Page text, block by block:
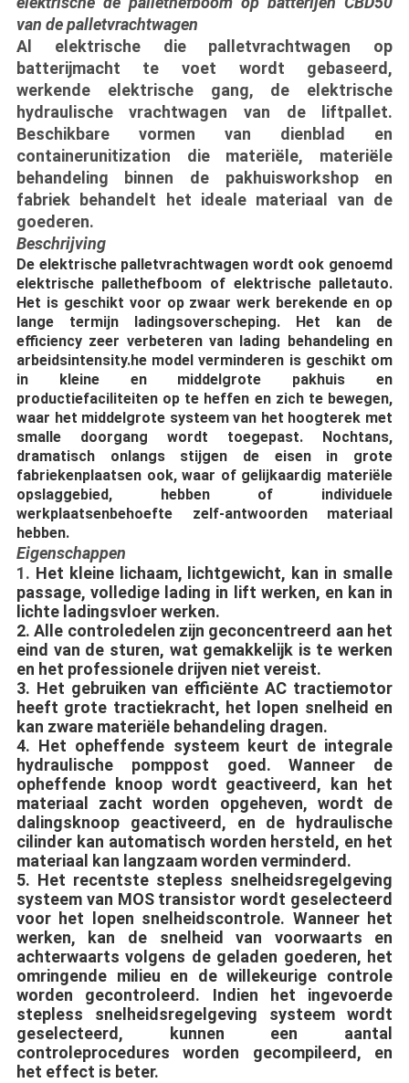
van de palletvrachtwagen
Al elektrische die palletvrachtwagen op
batterijmacht te voet wordt gebaseerd,
werkende elektrische gang, de elektrische
hydraulische vrachtwagen van de liftpallet.
Beschikbare vormen van dienblad en
containerunitization die materiële, materiële
behandeling binnen de pakhuisworkshop en
fabriek behandelt het ideale materiaal van de
goederen.
Beschrijving
De elektrische palletvrachtwagen wordt ook genoemd
elektrische pallethefboom of elektrische palletauto.
Het is geschikt voor op zwaar werk berekende en op
lange termijn ladingsoverscheping. Het kan de
efficiency zeer verbeteren van lading behandeling en
arbeidsintensity.he model verminderen is geschikt om
in kleine en middelgrote pakhuis en
productiefaciliteiten op te heffen en zich te bewegen,
waar het middelgrote systeem van het hoogterek met
smalle doorgang wordt toegepast. Nochtans,
dramatisch onlangs stijgen de eisen in grote
fabriekenplaatsen ook, waar of gelijkaardig materiële
opslaggebied, hebben of individuele
werkplaatsenbehoefte zelf-antwoorden materiaal
hebben.
Eigenschappen
1. Het kleine lichaam, lichtgewicht, kan in smalle
passage, volledige lading in lift werken, en kan in
lichte ladingsvloer werken.
2. Alle controledelen zijn geconcentreerd aan het
eind van de sturen, wat gemakkelijk is te werken
en het professionele drijven niet vereist.
3. Het gebruiken van efficiënte AC tractiemotor
heeft grote tractiekracht, het lopen snelheid en
kan zware materiële behandeling dragen.
4. Het opheffende systeem keurt de integrale
hydraulische pomppost goed. Wanneer de
opheffende knoop wordt geactiveerd, kan het
materiaal zacht worden opgeheven, wordt de
dalingsknoop geactiveerd, en de hydraulische
cilinder kan automatisch worden hersteld, en het
materiaal kan langzaam worden verminderd.
5. Het recentste stepless snelheidsregelgeving
systeem van MOS transistor wordt geselecteerd
voor het lopen snelheidscontrole. Wanneer het
werken, kan de snelheid van voorwaarts en
achterwaarts volgens de geladen goederen, het
omringende milieu en de willekeurige controle
worden gecontroleerd. Indien het ingevoerde
stepless snelheidsregelgeving systeem wordt
geselecteerd, kunnen een aantal
controleprocedures worden gecompileerd, en
het effect is beter.